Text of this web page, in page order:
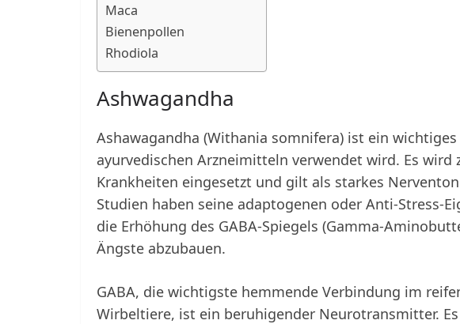
Maca
Bienenpollen
Rhodiola
Ashwagandha
Ashawagandha (Withania somnifera) ist ein
ayurvedischen Arzneimitteln verwendet wird. Es wird
Krankheiten eingesetzt und gilt als starkes
Studien haben seine adaptogenen oder Anti-Stress-
die Erhöhung des GABA-Spiegels (Gamma-
Ängste abzubauen.
GABA, die wichtigste hemmende Verbindung im
Wirbeltiere, ist ein beruhigender Neurotransmitter.